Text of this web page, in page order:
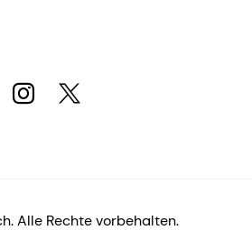
Alle Rechte vorbehalten.